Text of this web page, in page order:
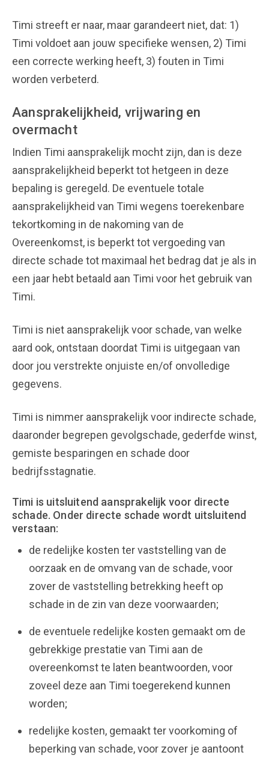
Timi streeft er naar, maar garandeert niet, dat: 1)
Timi voldoet aan jouw specifieke wensen, 2) Timi
een correcte werking heeft, 3) fouten in Timi
worden verbeterd.
Aansprakelijkheid, vrijwaring en
overmacht
Indien Timi aansprakelijk mocht zijn, dan is deze
aansprakelijkheid beperkt tot hetgeen in deze
bepaling is geregeld. De eventuele totale
aansprakelijkheid van Timi wegens toerekenbare
tekortkoming in de nakoming van de
Overeenkomst, is beperkt tot vergoeding van
directe schade tot maximaal het bedrag dat je als in
een jaar hebt betaald aan Timi voor het gebruik van
Timi.
Timi is niet aansprakelijk voor schade, van welke
aard ook, ontstaan doordat Timi is uitgegaan van
door jou verstrekte onjuiste en/of onvolledige
gegevens.
Timi is nimmer aansprakelijk voor indirecte schade,
daaronder begrepen gevolgschade, gederfde winst,
gemiste besparingen en schade door
bedrijfsstagnatie.
Timi is uitsluitend aansprakelijk voor directe
schade. Onder directe schade wordt uitsluitend
verstaan:
de redelijke kosten ter vaststelling van de
oorzaak en de omvang van de schade, voor
zover de vaststelling betrekking heeft op
schade in de zin van deze voorwaarden;
de eventuele redelijke kosten gemaakt om de
gebrekkige prestatie van Timi aan de
overeenkomst te laten beantwoorden, voor
zoveel deze aan Timi toegerekend kunnen
worden;
redelijke kosten, gemaakt ter voorkoming of
beperking van schade, voor zover je aantoont